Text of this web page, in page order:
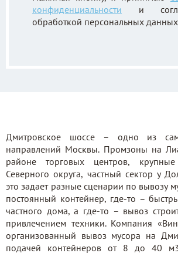
конфиденциальности и
обработкой персональных
Дмитровское шоссе – одно из
направлений Москвы. Промзоны на
районе торговых центров,
Северного округа, частный сектор у
это задает разные сценарии по вывозу
постоянный контейнер, где-то –
частного дома, а где-то – вывоз
привлечением техники. Компания
организованный вывоз мусора на
подачей контейнеров от 8 до 40